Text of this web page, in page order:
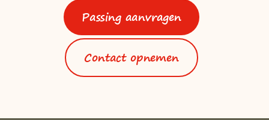
Passing aanvragen
Contact opnemen